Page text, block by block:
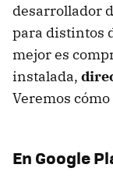
desarrollador
para distintos
mejor es
instalada,
Veremos
En Google